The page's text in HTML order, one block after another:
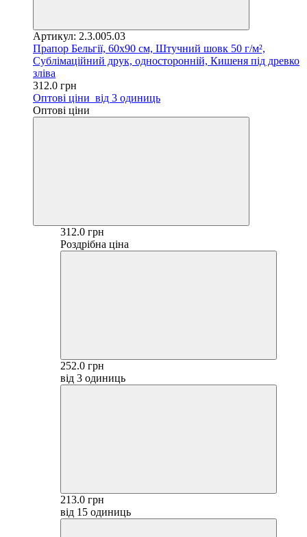
Артикул: 2.3.005.03
Прапор Бельгії, 60х90 см, Штучний шовк 50 г/м²,
Сублімаційний друк, односторонній, Кишеня під древко
зліва
312.0 грн
Оптові ціни від 3 одиниць
Оптові ціни
312.0 грн
Роздрібна ціна
252.0 грн
від 3 одиниць
213.0 грн
від 15 одиниць